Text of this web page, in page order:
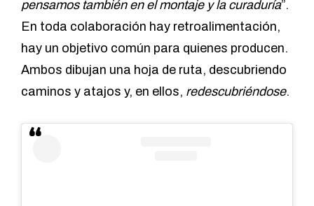
pensamos también en el montaje y la curaduría”.
En toda colaboración hay retroalimentación,
hay un objetivo común para quienes producen.
Ambos dibujan una hoja de ruta, descubriendo
caminos y atajos y, en ellos, redescubriéndose.